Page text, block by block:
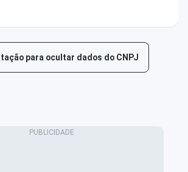
para ocultar dados do CNPJ